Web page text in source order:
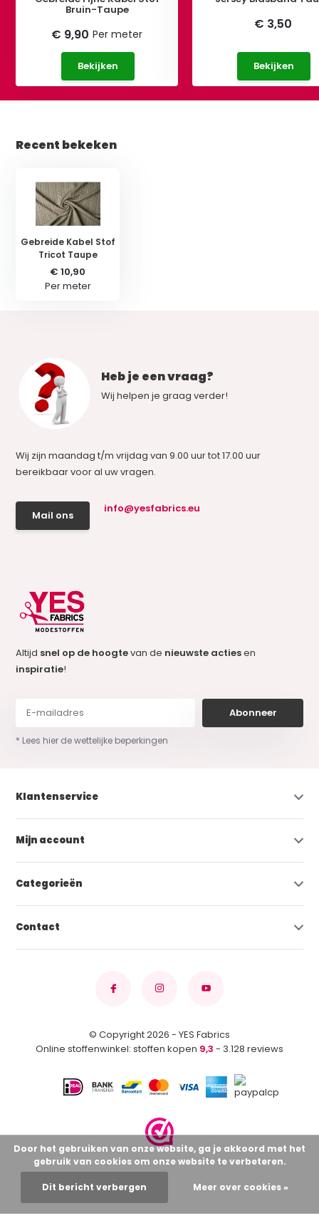
Bruin-Taupe
€ 9,90 Per meter
Bekijken
€ 3,50
Bekijken
Recent bekeken
Gebreide Kabel Stof
Tricot Taupe
€ 10,90
Per meter
Heb je een vraag?
Wij helpen je graag verder!
Wij zijn maandag t/m vrijdag van 9.00 uur tot 17.00 uur
bereikbaar voor al uw vragen.
Mail ons
info@yesfabrics.eu
Altijd snel op de hoogtevan de nieuwste actiesen
inspiratie!
Abonneer
* Lees hier de wettelijke beperkingen
Klantenservice
Mijn account
Categorieën
Contact
© Copyright 2026 - YES Fabrics
Online stoffenwinkel: stoffen kopen 9,3 - 3.128 reviews
Door het gebruiken van onze website, ga je akkoord met het
gebruik van cookies om onze website te verbeteren.
Dit bericht verbergen Meer over cookies »